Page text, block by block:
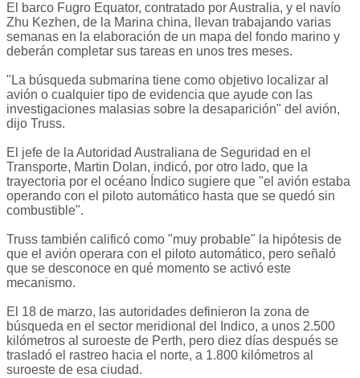
El barco Fugro Equator, contratado por Australia, y el navío
Zhu Kezhen, de la Marina china, llevan trabajando varias
semanas en la elaboración de un mapa del fondo marino y
deberán completar sus tareas en unos tres meses.
"La búsqueda submarina tiene como objetivo localizar al
avión o cualquier tipo de evidencia que ayude con las
investigaciones malasias sobre la desaparición" del avión,
dijo Truss.
El jefe de la Autoridad Australiana de Seguridad en el
Transporte, Martin Dolan, indicó, por otro lado, que la
trayectoria por el océano Índico sugiere que "el avión estaba
operando con el piloto automático hasta que se quedó sin
combustible".
Truss también calificó como "muy probable" la hipótesis de
que el avión operara con el piloto automático, pero señaló
que se desconoce en qué momento se activó este
mecanismo.
El 18 de marzo, las autoridades definieron la zona de
búsqueda en el sector meridional del Indico, a unos 2.500
kilómetros al suroeste de Perth, pero diez días después se
trasladó el rastreo hacia el norte, a 1.800 kilómetros al
suroeste de esa ciudad.